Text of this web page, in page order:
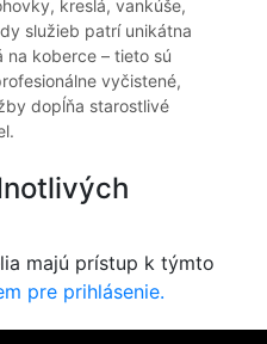
kreslá, vankúše,
služieb patrí unikátna
na koberce – tieto sú
vyčistené,
dopĺňa starostlivé
majú prístup k týmto
pre prihlásenie.